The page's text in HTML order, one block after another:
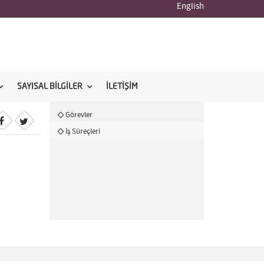
English
SAYISAL BİLGİLER İLETİŞİM
Görevler
İş Süreçleri